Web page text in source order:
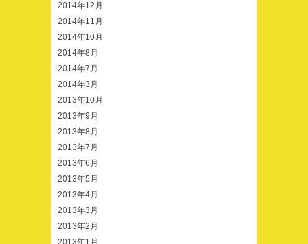
2014年12月
2014年11月
2014年10月
2014年8月
2014年7月
2014年3月
2013年10月
2013年9月
2013年8月
2013年7月
2013年6月
2013年5月
2013年4月
2013年3月
2013年2月
2013年1月